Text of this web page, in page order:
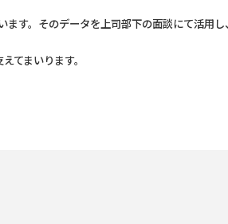
す。そのデータを上司部下の面談にて活用
てまいります。